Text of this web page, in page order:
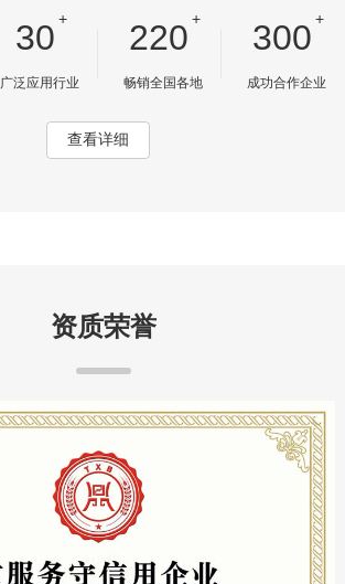
30 +
广泛应用行业
220 +
畅销全国各地
300 +
成功合作企业
查看详细
资质荣誉